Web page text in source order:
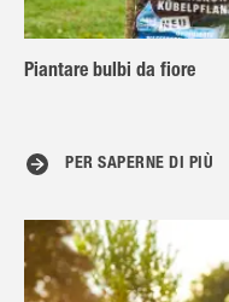
Piantare bulbi da fiore
PER SAPERNE DI PIÙ